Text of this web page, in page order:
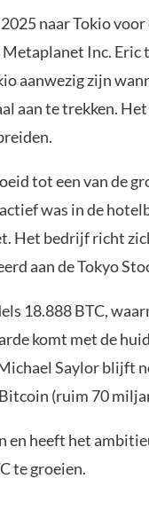
naar Tokio voor
Inc. Eric
aanwezig zijn
aan te trekken.
tot een van de
was in de
Het bedrijf richt
aan de Tokyo
18.888 BTC,
komt met de
Saylor blijft
(ruim 70
en heeft het
te groeien.